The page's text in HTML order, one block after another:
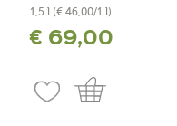
1,5 l (€ 46,00/1 l)
€ 69,00